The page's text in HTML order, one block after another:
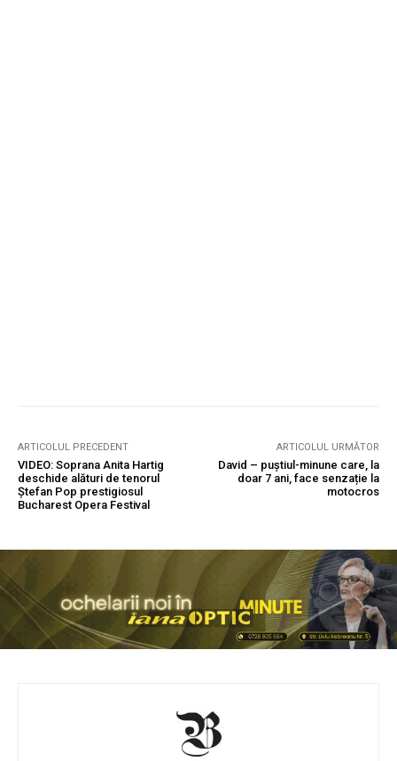
ARTICOLUL PRECEDENT
VIDEO: Soprana Anita Hartig
deschide alături de tenorul
Ștefan Pop prestigiosul
Bucharest Opera Festival
ARTICOLUL URMĂTOR
David – puștiul-minune care, la
doar 7 ani, face senzație la
motocros